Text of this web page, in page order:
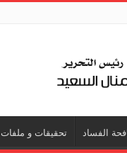
الفساد تحقيقات و ملفات